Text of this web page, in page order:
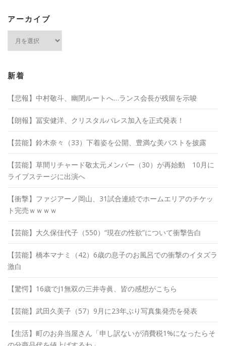
アーカイブ
ブ
新着
【悲報】中村敬斗、幽閉ルートへ…ランス会長が残留を示唆
【朗報】冨安健洋、クリスタルパレス加入を正式発表！
【芸能】鈴木奈々（33）下着姿を公開、豊満な美バストを披露
【芸能】草間リチャード敬太元メンバー（30）が再始動 10月に
ライブステージに出演へ
【衝撃】ファジアーノ岡山、31試合連続でホームエリアのチケッ
ト完売ｗｗｗｗ
【芸能】大久保佳代子（550）“現在の性欲”について衝撃告白
【芸能】橋本マナミ（42）6歳の息子のお風呂での衝撃のイタズラ
激白
【驚愕】16歳でJ1無双の三井寺眞、皆の感想がこちら
【芸能】武田久美子（57）9月に23年ぶり写真集発売を発表
【生活】町のお弁当屋さん「申し訳ないが消費税1%になったらそ